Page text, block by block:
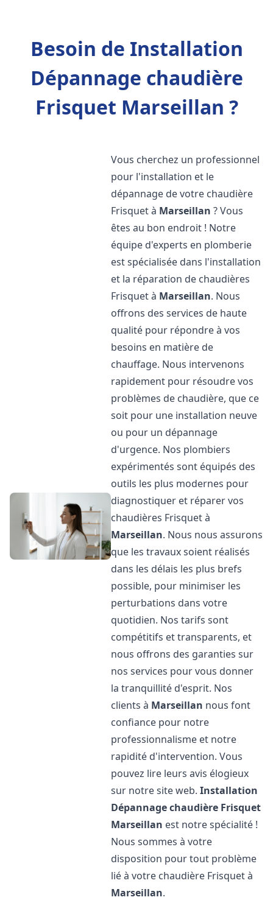
Besoin de Installation
Dépannage chaudière
Frisquet Marseillan ?
Vous cherchez un professionnel
pour l'installation et le
dépannage de votre chaudière
Frisquet à Marseillan ? Vous
êtes au bon endroit ! Notre
équipe d'experts en plomberie
est spécialisée dans l'installation
et la réparation de chaudières
Frisquet à Marseillan. Nous
offrons des services de haute
qualité pour répondre à vos
besoins en matière de
chauffage. Nous intervenons
rapidement pour résoudre vos
problèmes de chaudière, que ce
soit pour une installation neuve
ou pour un dépannage
d'urgence. Nos plombiers
expérimentés sont équipés des
outils les plus modernes pour
diagnostiquer et réparer vos
chaudières Frisquet à
Marseillan. Nous nous assurons
que les travaux soient réalisés
dans les délais les plus brefs
possible, pour minimiser les
perturbations dans votre
quotidien. Nos tarifs sont
compétitifs et transparents, et
nous offrons des garanties sur
nos services pour vous donner
la tranquillité d'esprit. Nos
clients à Marseillan nous font
confiance pour notre
professionnalisme et notre
rapidité d'intervention. Vous
pouvez lire leurs avis élogieux
sur notre site web.Installation
Dépannage chaudière Frisquet
Marseillan est notre spécialité !
Nous sommes à votre
disposition pour tout problème
lié à votre chaudière Frisquet à
Marseillan.